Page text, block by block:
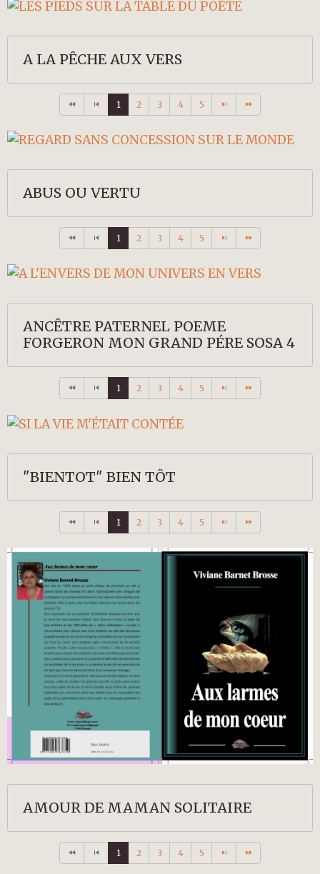
A LA PÊCHE AUX VERS
1 2 3 4 5
ABUS OU VERTU
1 2 3 4 5
ANCÊTRE PATERNEL POEME
FORGERON MON GRAND PÉRE SOSA 4
1 2 3 4 5
"BIENTOT" BIEN TÔT
1 2 3 4 5
AMOUR DE MAMAN SOLITAIRE
1 2 3 4 5